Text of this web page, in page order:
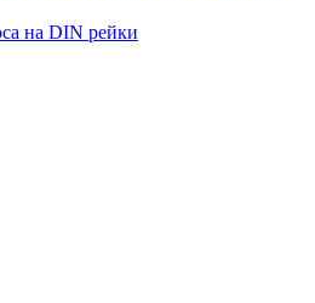
на DIN рейки